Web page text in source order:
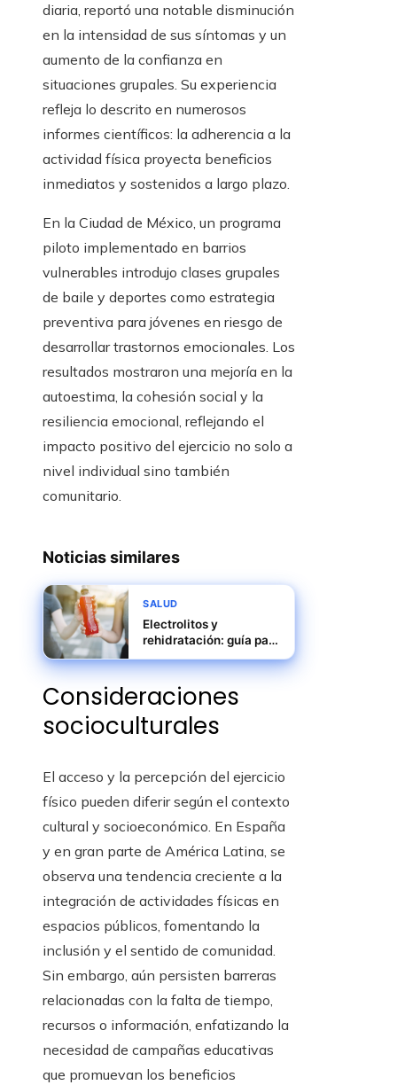
diaria, reportó una notable disminución
en la intensidad de sus síntomas y un
aumento de la confianza en
situaciones grupales. Su experiencia
refleja lo descrito en numerosos
informes científicos: la adherencia a la
actividad física proyecta beneficios
inmediatos y sostenidos a largo plazo.
En la Ciudad de México, un programa
piloto implementado en barrios
vulnerables introdujo clases grupales
de baile y deportes como estrategia
preventiva para jóvenes en riesgo de
desarrollar trastornos emocionales. Los
resultados mostraron una mejoría en la
autoestima, la cohesión social y la
resiliencia emocional, reflejando el
impacto positivo del ejercicio no solo a
nivel individual sino también
comunitario.
Noticias similares
SALUD
Electrolitos y
rehidratación: guía para
hidratarse tras la
actividad física
Consideraciones
socioculturales
El acceso y la percepción del ejercicio
físico pueden diferir según el contexto
cultural y socioeconómico. En España
y en gran parte de América Latina, se
observa una tendencia creciente a la
integración de actividades físicas en
espacios públicos, fomentando la
inclusión y el sentido de comunidad.
Sin embargo, aún persisten barreras
relacionadas con la falta de tiempo,
recursos o información, enfatizando la
necesidad de campañas educativas
que promuevan los beneficios